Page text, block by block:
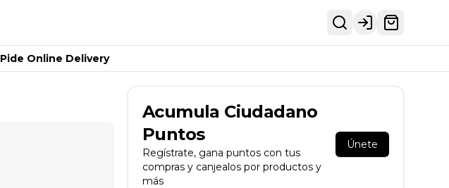
Login
Pide Online Delivery
Acumula Ciudadano
Puntos
Regístrate, gana puntos con tus
compras y canjealos por productos y
más
Únete